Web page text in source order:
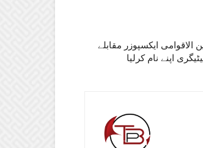
الاقوامی ایکسپوزر مقابلے
اپنے نام کرلیا